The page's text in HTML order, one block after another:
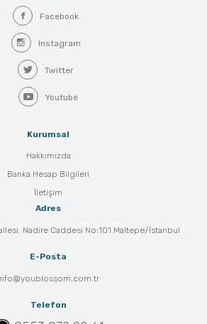
Facebook
Instagram
Twitter
Youtube
Kurumsal
Hakkımızda
Banka Hesap Bilgileri
İletişim
Adres
Nadire Caddesi No:101 Maltepe/İstanbul
E-Posta
Telefon